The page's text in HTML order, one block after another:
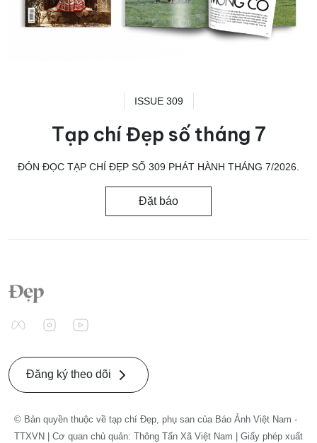
ISSUE 309
Tạp chí Đẹp số tháng 7
ĐÓN ĐỌC TẠP CHÍ ĐẸP SỐ 309 PHÁT HÀNH THÁNG 7/2026.
Đặt báo
Đăng ký theo dõi
© Bản quyền thuộc về tạp chí Đẹp, phụ san của Báo Ảnh Việt Nam -
TTXVN | Cơ quan chủ quản: Thông Tấn Xã Việt Nam | Giấy phép xuất